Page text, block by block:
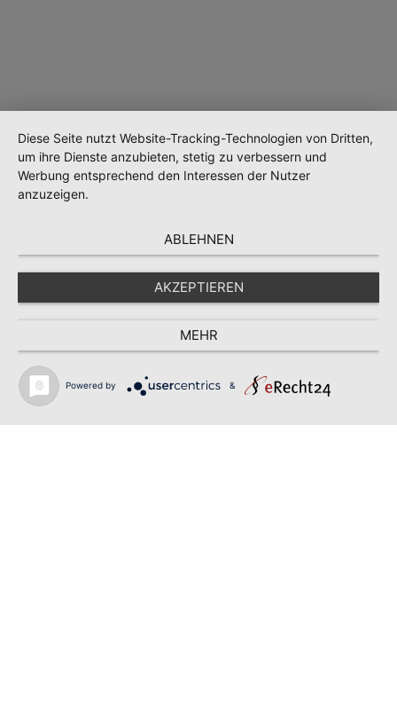
Wird geladen …
Diese Seite nutzt Website-Tracking-Technologien von Dritten,
um ihre Dienste anzubieten, stetig zu verbessern und
Werbung entsprechend den Interessen der Nutzer
anzuzeigen.
ABLEHNEN
AKZEPTIEREN
MEHR
Powered by &